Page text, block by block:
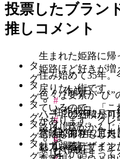
投票したブラン
推しコメント
タ
グ
#
住
む
ほ
ど
生まれた姫路に帰
姫路ほど好きが増
作成日
2025年2月11
既読
タ
グ
#
住
む
住み始めて35年。
戻りたい街です。
作成日
2025年2月11
既読
タ
グ
#
ひ
色々な要素が“ひ
ているので、「こ
があります。グレ
意味があり、工夫
れているデザイン
タ
グ
ハートの石積が
路らしさがかんじ
作成日
タ
グ
宿泊も滞在もした
魅力を感じてます
楽しいが詰まって